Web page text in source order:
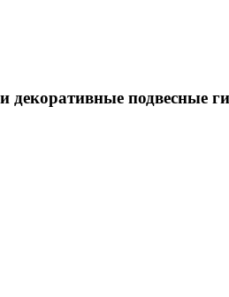
декоративные подвесные